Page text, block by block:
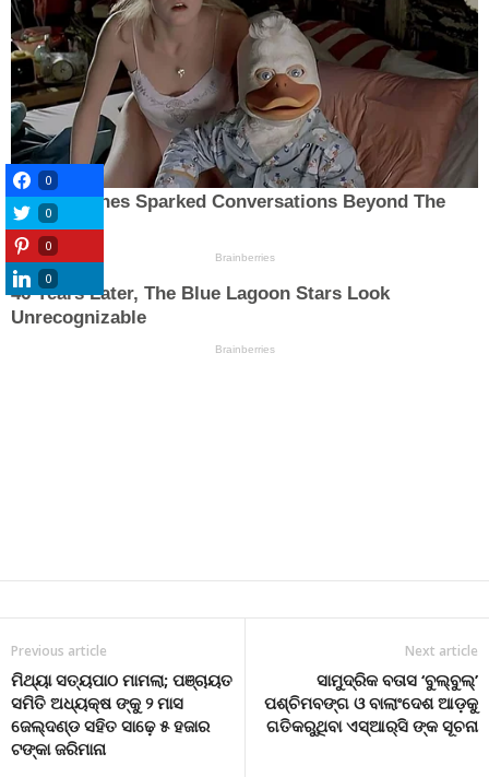
Previous article
ମିଥ୍ୟା ସତ୍ୟପାଠ ମାମଲା; ପଞ୍ଚାୟତ
ସମିତି ଅଧ୍ୟକ୍ଷ ଙ୍କୁ ୨ ମାସ
ଜେଲ୍‌ଦଣ୍ଡ ସହିତ ସାଢ଼େ ୫ ହଜାର
ଟଙ୍କା ଜରିମାନା
Next article
ସାମୁଦ୍ରିକ ବତାସ ‘ବୁଲ୍‌ବୁଲ୍‌’
ପଶ୍ଚିମବଙ୍ଗ ଓ ବାଲାଂଦେଶ ଆଡ଼କୁ
ଗତିକରୁଥିବା ଏସ୍‌ଆର୍‌ସି ଙ୍କ ସୂଚନା
0
0
0
0